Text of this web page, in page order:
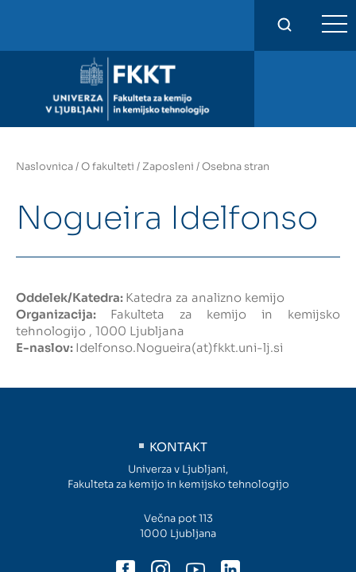
Intranet
Knjižnica FKKT
Naslovnica/O fakulteti / Zaposleni /Osebna stran
Nogueira Idelfonso
Oddelek/Katedra: Katedra za analizno kemijo
Organizacija: Fakulteta za kemijo in kemijsko
tehnologijo , 1000 Ljubljana
E-naslov: Idelfonso.Nogueira(at)fkkt.uni-lj.si
KONTAKT
Univerza v Ljubljani,
Fakulteta za kemijo in kemijsko tehnologijo
Večna pot 113
1000 Ljubljana